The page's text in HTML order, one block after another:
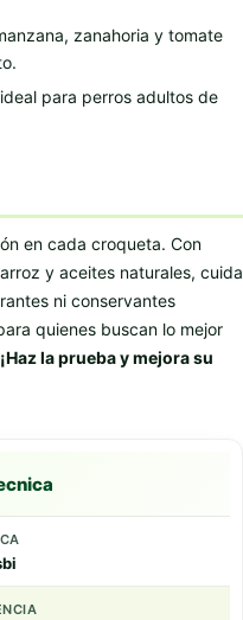
zanahoria y tomate
para perros adultos de
en cada croqueta. Con
y aceites naturales, cuida
ni conservantes
quienes buscan lo mejor
¡Haz la prueba y mejora su